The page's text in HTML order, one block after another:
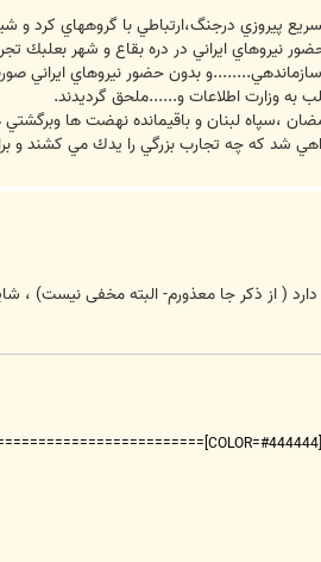
پيروزي درجنگ،ارتباطي با گروههاي كرد و
بدون حضور نيروهاي ايراني
به وزارت اطلاعات و......ملحق گرديدند.
،سپاه لبنان و باقيمانده نهضت ها
شد كه چه تجارب بزرگي را يدك مي
( از ذکر جا معذورم- البته مخفی نیست) ،